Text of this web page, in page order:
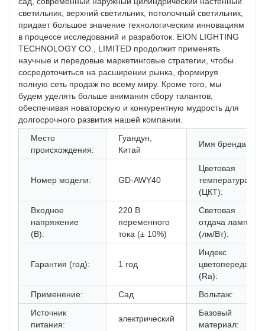
светильник, верхний светильник, потолочный светильник,
придает большое значение технологическим инновациям
в процессе исследований и разработок. EION LIGHTING
TECHNOLOGY CO., LIMITED продолжит применять
научные и передовые маркетинговые стратегии, чтобы
сосредоточиться на расширении рынка, формируя
полную сеть продаж по всему миру. Кроме того, мы
будем уделять больше внимания сбору талантов,
обеспечивая новаторскую и конкурентную мудрость для
долгосрочного развития нашей компании.
Место
происхождения:
Гуандун,
Китай
Имя бренда:
Номер модели: GD-AWY40
Цветовая
температура
(ЦКТ):
Входное
напряжение
(В):
220 В
переменного
тока (± 10%)
Световая
отдача лампы
(лм/Вт):
Гарантия (год): 1 год
Индекс
цветопередачи
(Ra):
Применение:
Сад
Вольтаж:
Источник
питания:
электрический
Базовый
материал: